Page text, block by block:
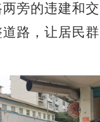
旁的违建和
路，让居民